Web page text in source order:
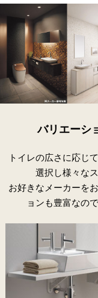
バリエーシ
トイレの広さに応じ
選択し様々な
お好きなメーカーを
ョンも豊富なの